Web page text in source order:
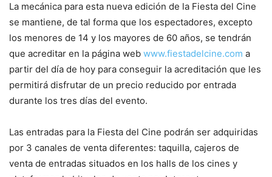
​La mecánica para esta nueva edición de la Fiesta del Cine
se mantiene, de tal forma que los espectadores, excepto
los menores de 14 y los mayores de 60 años, se tendrán
que acreditar en la página web www.fiestadelcine.com a
partir del día de hoy para conseguir la acreditación que les
permitirá disfrutar de un precio reducido por entrada
durante los tres días del evento.
Las entradas para la Fiesta del Cine podrán ser adquiridas
por 3 canales de venta diferentes: taquilla, cajeros de
venta de entradas situados en los halls de los cines y